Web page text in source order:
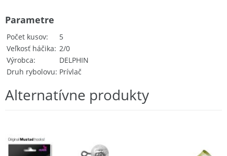
Počet kusov
5
Veľkosť háčika
2/0
Výrobca
DELPHIN
Druh rybolovu Prívlač
Parametre
Alternatívne produkty